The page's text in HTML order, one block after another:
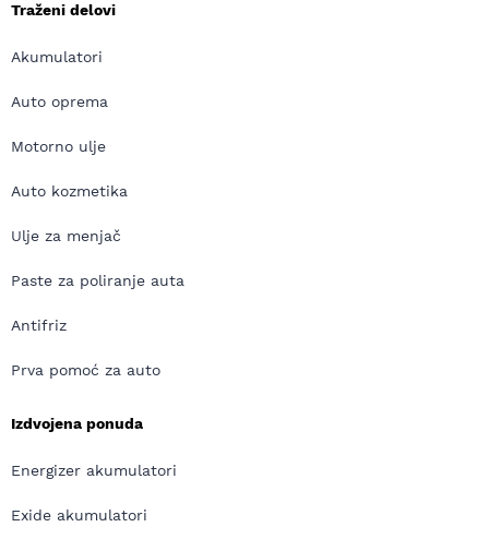
Traženi delovi
Akumulatori
Auto oprema
Motorno ulje
Auto kozmetika
Ulje za menjač
Paste za poliranje auta
Antifriz
Prva pomoć za auto
Izdvojena ponuda
Energizer akumulatori
Exide akumulatori